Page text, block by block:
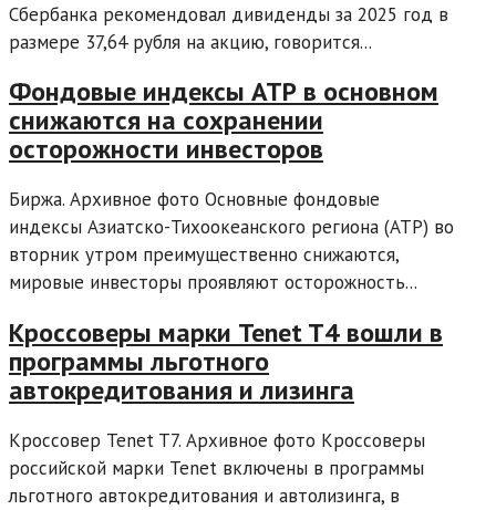
Сбербанка рекомендовал дивиденды за 2025 год в
размере 37,64 рубля на акцию, говорится...
Фондовые индексы АТР в основном
снижаются на сохранении
осторожности инвесторов
Биржа. Архивное фото Основные фондовые
индексы Азиатско-Тихоокеанского региона (АТР) во
вторник утром преимущественно снижаются,
мировые инвесторы проявляют осторожность...
Кроссоверы марки Tenet T4 вошли в
программы льготного
автокредитования и лизинга
Кроссовер Tenet T7. Архивное фото Кроссоверы
российской марки Tenet включены в программы
льготного автокредитования и автолизинга, в